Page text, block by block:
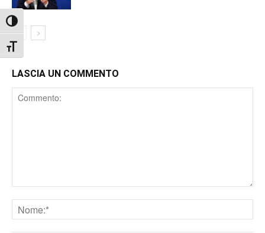
Attiva/disattiva alto contrasto
Attiva/disattiva dimensione testo
LASCIA UN COMMENTO
Comment
Nome